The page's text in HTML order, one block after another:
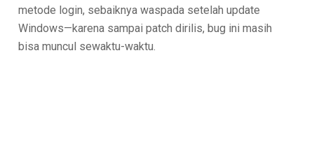
metode login, sebaiknya waspada setelah update
Windows—karena sampai patch dirilis, bug ini masih
bisa muncul sewaktu-waktu.